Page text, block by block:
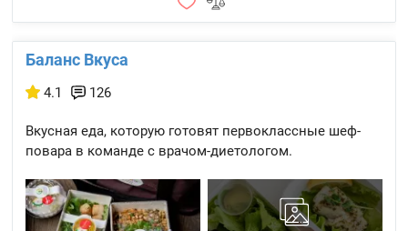
Баланс Вкуса
4.1 126
Вкусная еда, которую готовят первоклассные шеф-
повара в команде с врачом-диетологом.